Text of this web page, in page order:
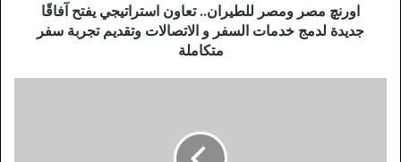
اورنچ مصر ومصر للطيران.. تعاون استراتيجي يفتح آفاقًا
جديدة لدمج خدمات السفر و الاتصالات وتقديم تجربة سفر
متكاملة